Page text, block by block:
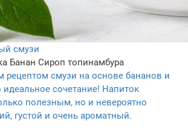
смузи
Банан Сироп топинамбура
смузи на основе бананов и
идеальное сочетание! Напиток
полезным, но и невероятно
густой и очень ароматный.